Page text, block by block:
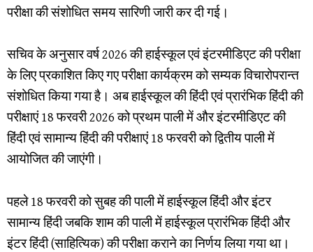
परीक्षा की संशोधित समय सारिणी जारी कर दी गई।
सचिव के अनुसार वर्ष 2026 की हाईस्कूल एवं इंटरमीडिएट की परीक्षा
के लिए प्रकाशित किए गए परीक्षा कार्यक्रम को सम्यक विचारोपरान्त
संशोधित किया गया है। अब हाईस्कूल की हिंदी एवं प्रारंभिक हिंदी की
परीक्षाएं 18 फरवरी 2026 को प्रथम पाली में और इंटरमीडिएट की
हिंदी एवं सामान्य हिंदी की परीक्षाएं 18 फरवरी को द्वितीय पाली में
आयोजित की जाएंगी।
पहले 18 फरवरी को सुबह की पाली में हाईस्कूल हिंदी और इंटर
सामान्य हिंदी जबकि शाम की पाली में हाईस्कूल प्रारंभिक हिंदी और
इंटर हिंदी (साहित्यिक) की परीक्षा कराने का निर्णय लिया गया था।